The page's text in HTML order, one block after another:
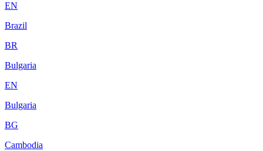
EN
Brazil
BR
Bulgaria
EN
Bulgaria
BG
Cambodia